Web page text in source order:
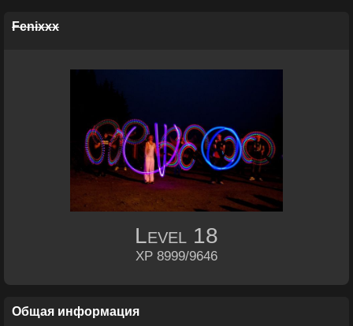
Fenixxx
Level 18
XP 8999/9646
Общая информация